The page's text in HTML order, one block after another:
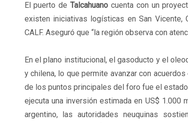
El puerto deTalcahuano cuenta con un
existen iniciativas logísticas en San Vicente,
CALF. Aseguró que “la región observa con
En el plano institucional, el gasoducto y el
y chilena, lo que permite avanzar con
de los puntos principales del foro fue el
ejecuta una inversión estimada en US$ 1.000
argentino, las autoridades neuquinas